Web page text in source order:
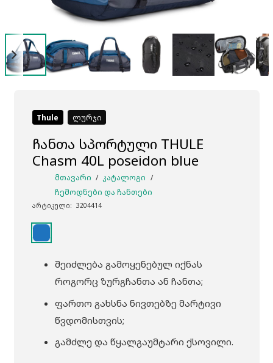
Thule ლურჯი
ჩანთა სპორტული THULE
Chasm 40L poseidon blue
ᲛᲗᲐᲕᲐᲠᲘ / ᲙᲐᲢᲐᲚᲝᲒᲘ /
ᲩᲔᲛᲝᲓᲜᲔᲑᲘ ᲓᲐ ᲩᲐᲜᲗᲔᲑᲘ
არტიკული: 3204414
შეიძლება გამოყენებულ იქნას
როგორც ზურგჩანთა ან ჩანთა;
ფართო გახსნა ნივთებზე მარტივი
წვდომისთვის;
გამძლე და წყალგაუმტარი ქსოვილი.